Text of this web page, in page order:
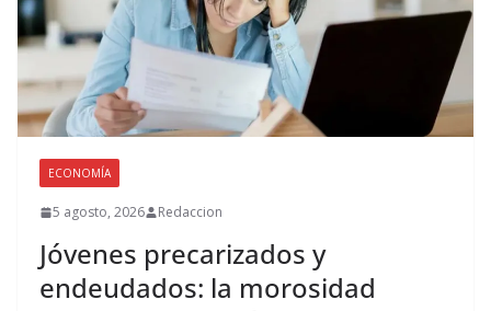
ECONOMÍA
5 agosto, 2026 Redaccion
Jóvenes precarizados y
endeudados: la morosidad